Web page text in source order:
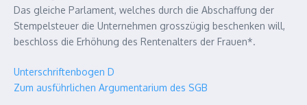
Das gleiche Parlament, welches durch die Abschaffung der
Stempelsteuer die Unternehmen grosszügig beschenken will,
beschloss die Erhöhung des Rentenalters der Frauen*.
Unterschriftenbogen D
Zum ausführlichen Argumentarium des SGB